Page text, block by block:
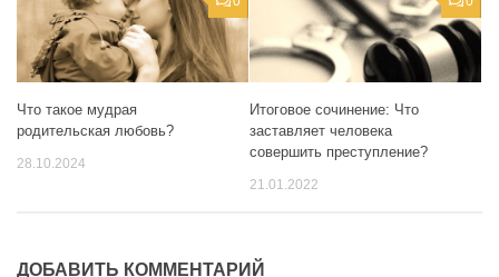
Что такое мудрая
родительская любовь?
28.10.2024
Итоговое сочинение: Что
заставляет человека
совершить преступление?
21.01.2022
ДОБАВИТЬ КОММЕНТАРИЙ